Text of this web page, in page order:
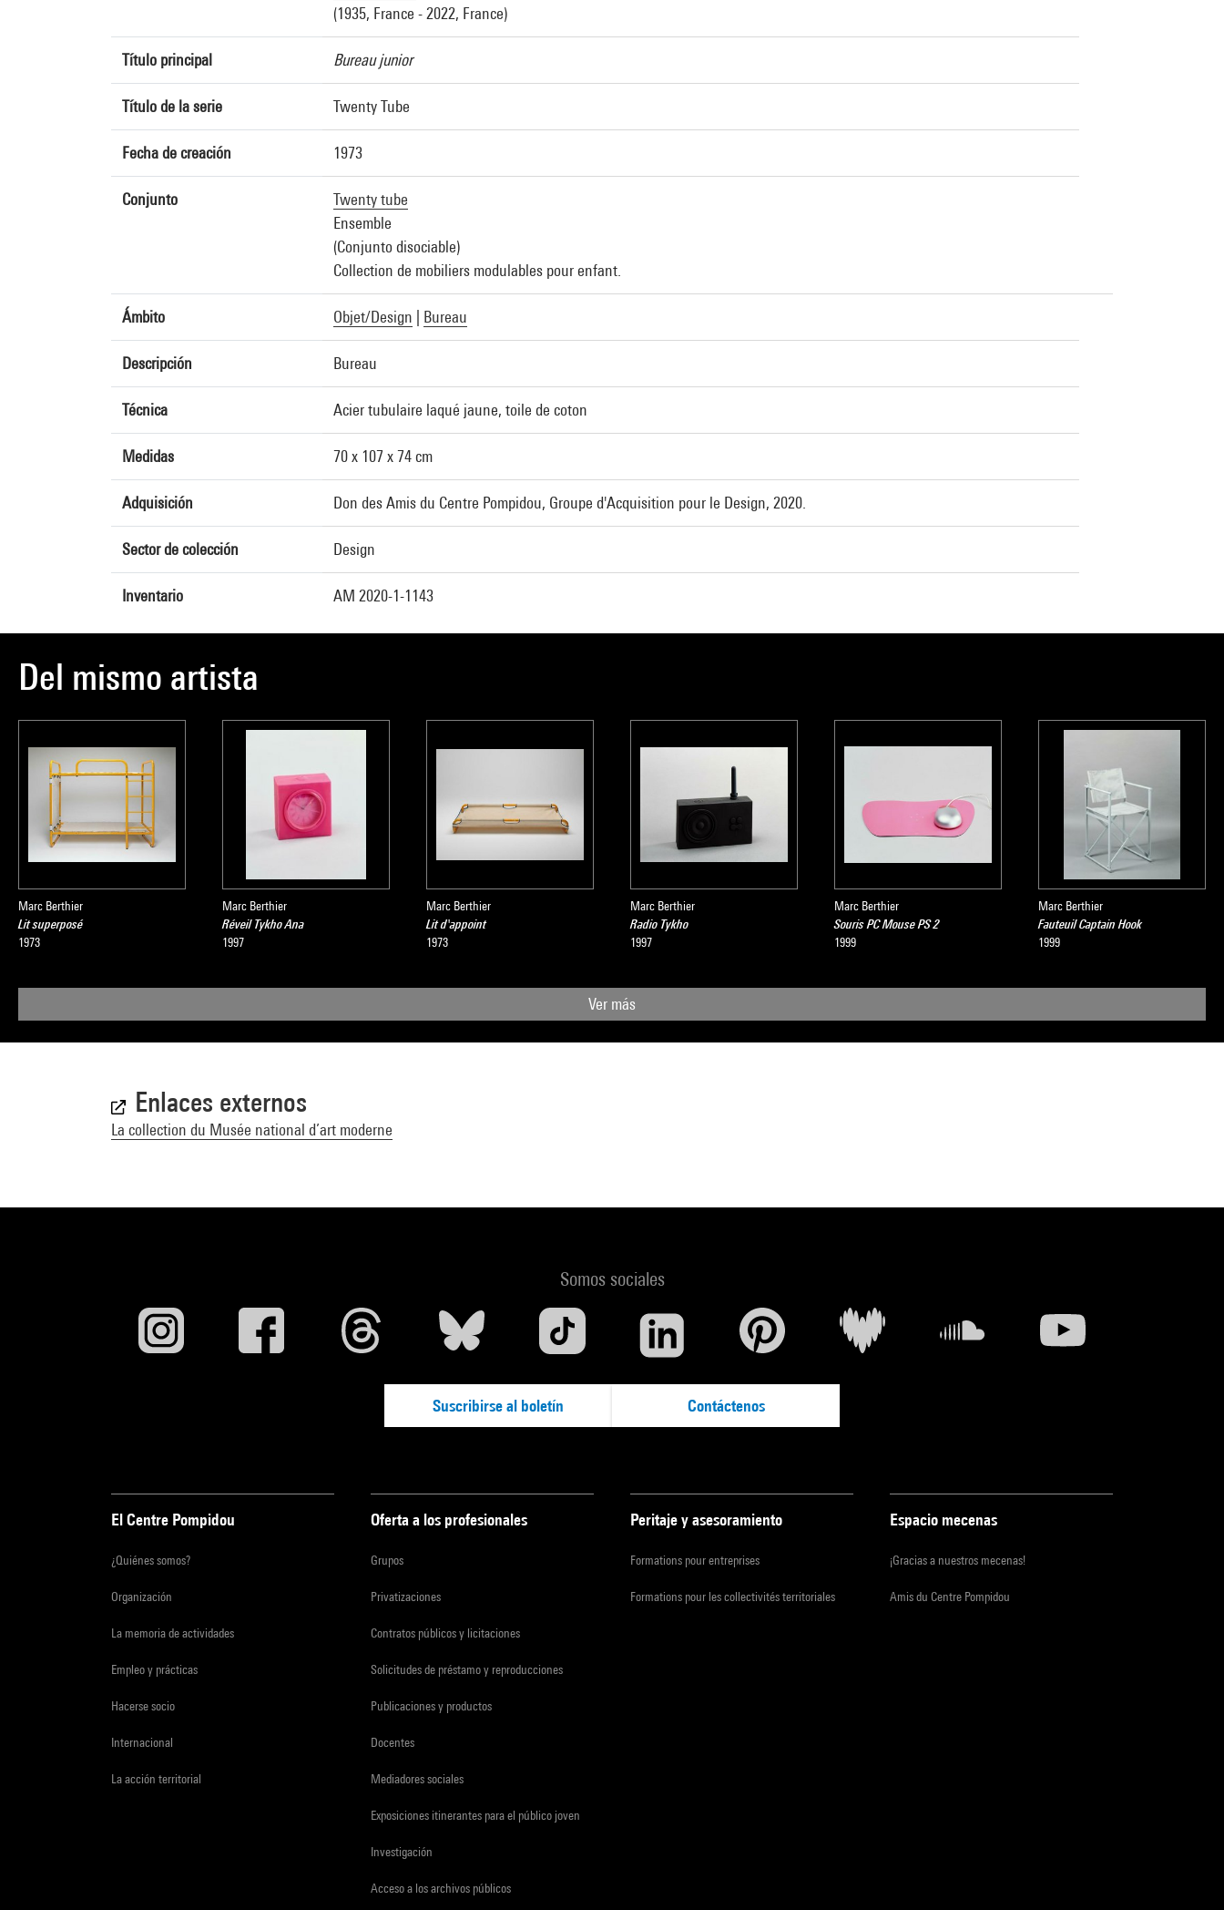
(1935, France - 2022, France)
Título principal Bureau junior
Título de la serie Twenty Tube
Fecha de creación 1973
Conjunto
Twenty tube
Ensemble
(Conjunto disociable)
Collection de mobiliers modulables pour enfant.
Ámbito Objet/Design Bureau
Descripción Bureau
Técnica Acier tubulaire laqué jaune, toile de coton
Medidas 70 x 107 x 74 cm
Adquisición Don des Amis du Centre Pompidou, Groupe d'Acquisition pour le Design, 2020.
Sector de colección Design
Inventario AM 2020-1-1143
Del mismo artista
Marc Berthier
Lit superposé
1973
Marc Berthier
Réveil Tykho Ana
1997
Marc Berthier
Lit d'appoint
1973
Marc Berthier
Radio Tykho
1997
Marc Berthier
Souris PC Mouse PS 2
1999
Marc Berthier
Fauteuil Captain Hook
1999
Ver más
Enlaces externos
La collection du Musée national d’art moderne
Somos sociales
Suscribirse al boletín Contáctenos
El Centre Pompidou
¿Quiénes somos?
Organización
La memoria de actividades
Empleo y prácticas
Hacerse socio
Internacional
La acción territorial
Oferta a los profesionales
Grupos
Privatizaciones
Contratos públicos y licitaciones
Solicitudes de préstamo y reproducciones
Publicaciones y productos
Docentes
Mediadores sociales
Exposiciones itinerantes para el público joven
Investigación
Acceso a los archivos públicos
Peritaje y asesoramiento
Formations pour entreprises
Formations pour les collectivités territoriales
Espacio mecenas
¡Gracias a nuestros mecenas!
Amis du Centre Pompidou